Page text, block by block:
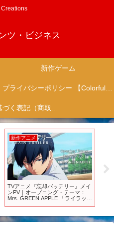
ツ・ビジネス
新作ゲーム
プライバシーポリシー 【Colorful Creation】
特定商取引法に基づく表記（商取引に関する開示）
新作アニメ
TVアニメ『忘却バッテリー』メイ
ンPV｜オープニング・テーマ：
Mrs. GREEN APPLE 「ライラッ